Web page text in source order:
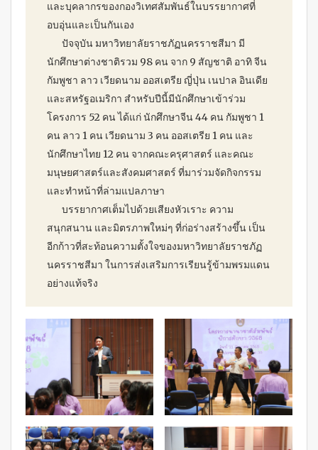
และบุคลากรของกองวิเทศสัมพันธ์ในบรรยากาศที่
อบอุ่นและเป็นกันเอง
ปัจจุบัน มหาวิทยาลัยราชภัฏนครราชสีมา มี
นักศึกษาต่างชาติรวม 98 คน จาก 9 สัญชาติ อาทิ จีน
กัมพูชา ลาว เวียดนาม ออสเตรีย ญี่ปุ่น เนปาล อินเดีย
และสหรัฐอเมริกา สำหรับปีนี้มีนักศึกษาเข้าร่วม
โครงการ 52 คน ได้แก่ นักศึกษาจีน 44 คน กัมพูชา 1
คน ลาว 1 คน เวียดนาม 3 คน ออสเตรีย 1 คน และ
นักศึกษาไทย 12 คน จากคณะครุศาสตร์ และคณะ
มนุษยศาสตร์และสังคมศาสตร์ ที่มาร่วมจัดกิจกรรม
และทำหน้าที่ล่ามแปลภาษา
บรรยากาศเต็มไปด้วยเสียงหัวเราะ ความ
สนุกสนาน และมิตรภาพใหม่ๆ ที่ก่อร่างสร้างขึ้น เป็น
อีกก้าวที่สะท้อนความตั้งใจของมหาวิทยาลัยราชภัฏ
นครราชสีมา ในการส่งเสริมการเรียนรู้ข้ามพรมแดน
อย่างแท้จริง